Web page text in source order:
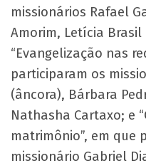
missionários Rafael
Amorim, Letícia Brasil
“Evangelização nas
participaram os
(âncora), Bárbara
Nathasha Cartaxo; e
matrimônio”, em que
missionário Gabriel